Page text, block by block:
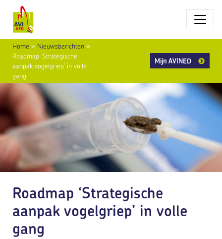
Home » Nieuwsberichten »
Roadmap ‘Strategische
aanpak vogelgriep’ in volle
gang
Mijn AVINED
Roadmap ‘Strategische
aanpak vogelgriep’ in volle
gang